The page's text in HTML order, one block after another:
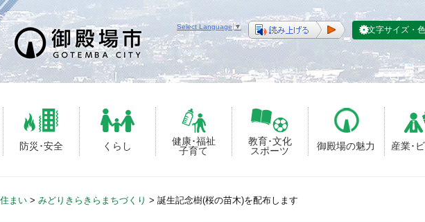
防災･安全 くらし
健康･福祉
子育て
教育･文化
スポーツ
御殿場の魅力 産業･
Select Language ▼ 文字サイズ・
住まい > みどりきらきらまちづくり > 誕生記念樹(桜の苗木)を配布します